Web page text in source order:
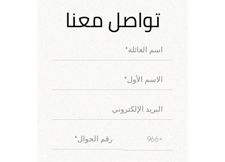
تواصل معنا